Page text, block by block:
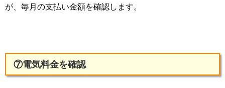
が、毎月の支払い金額を確認します。
⑦電気料金を確認